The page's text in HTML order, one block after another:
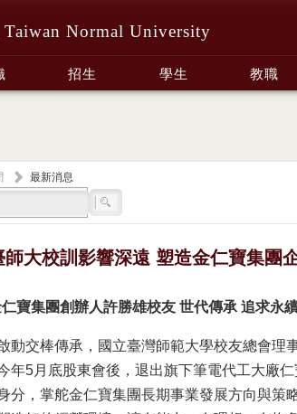
Normal University
招生 學生 教職
最新消息
師大校訓影響深遠 塑造金仁寶集團
寶集團創辦人許勝雄校友 世代傳承 追求永
動交棒傳承，國立臺灣師範大學校友總會理
年5月底股東會後，退出旗下筆電代工大廠
分，掌舵金仁寶集團長期事業發展方向與策